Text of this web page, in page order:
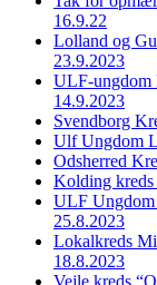
16.9.22
Lolland og
23.9.2023
ULF-ungdom
14.9.2023
Svendborg
Ulf Ungdom
Odsherred
Kolding
ULF Ungdom
25.8.2023
Lokalkreds
18.8.2023